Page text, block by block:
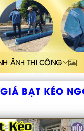
ẢNH THI CÔNG
GIÁ BẠT KÉO